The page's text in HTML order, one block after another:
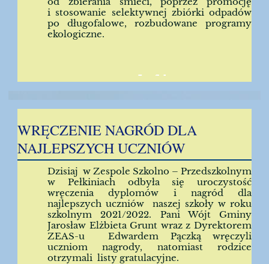
i stosowanie selektywnej zbiórki odpadów
po długofalowe, rozbudowane programy
ekologiczne.
41
WRĘCZENIE NAGRÓD DLA
NAJLEPSZYCH UCZNIÓW
Dzisiaj w Zespole Szkolno – Przedszkolnym
w Pełkiniach odbyła się uroczystość
wręczenia dyplomów i nagród dla
najlepszych uczniów naszej szkoły w roku
szkolnym 2021/2022. Pani Wójt Gminy
Jarosław Elżbieta Grunt wraz z Dyrektorem
ZEAS-u Edwardem Pączką wręczyli
uczniom nagrody, natomiast rodzice
otrzymali listy gratulacyjne.